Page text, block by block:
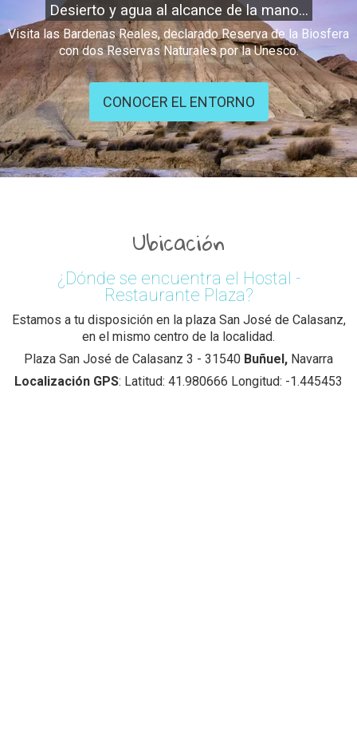
Desierto y agua al alcance de la mano...
Visita las Bardenas Reales, declarado Reserva de la Biosfera
con dos Reservas Naturales por la Unesco.
CONOCER EL ENTORNO
Ubicación
¿Dónde se encuentra el Hostal -
Restaurante Plaza?
Estamos a tu disposición en la plaza San José de Calasanz,
en el mismo centro de la localidad.
Plaza San José de Calasanz 3 - 31540 Buñuel, Navarra
Localización GPS: Latitud: 41.980666 Longitud: -1.445453